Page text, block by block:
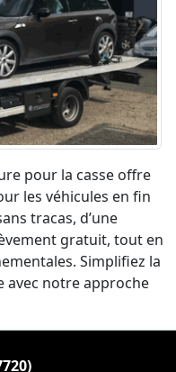
pour la casse offre
les véhicules en fin
tracas, d’une
gratuit, tout en
Simplifiez la
avec notre approche